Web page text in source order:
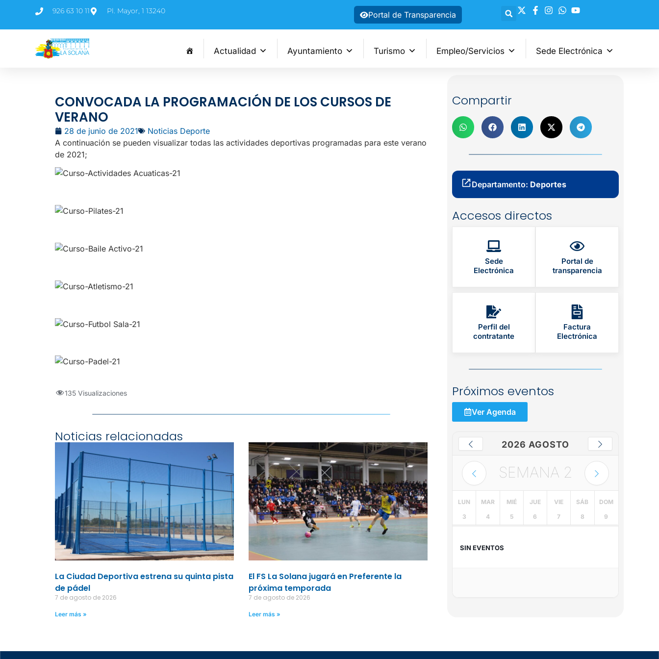
926 63 10 11 Pl. Mayor, 1 13240 Portal de Transparencia
Actualidad Ayuntamiento Turismo Empleo/Servicios Sede Electrónica
CONVOCADA LA PROGRAMACIÓN DE LOS CURSOS DE
VERANO
28 de junio de 2021
Noticias Deporte
A continuación se pueden visualizar todas las actividades deportivas programadas para este verano
de 2021;
135 Visualizaciones
Noticias relacionadas
La Ciudad Deportiva estrena su quinta pista
de pádel
7 de agosto de 2026
Leer más »
El FS La Solana jugará en Preferente la
próxima temporada
7 de agosto de 2026
Leer más »
Compartir
Departamento: Deportes
Accesos directos
Sede
Electrónica
Portal de
transparencia
Perfil del
contratante
Factura
Electrónica
Próximos eventos
Ver Agenda
2026 AGOSTO
SEMANA 2
LUN
3
MAR
4
MIÉ
5
JUE
6
VIE
7
SÁB
8
DOM
9
SIN EVENTOS